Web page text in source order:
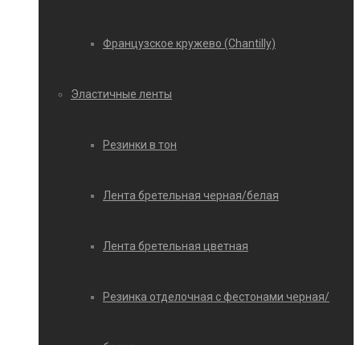
Французское кружево (Chantilly)
Эластичные ленты
Резинки в тон
Лента бретельная черная/белая
Лента бретельная цветная
Резинка отделочная с фестонами черная/